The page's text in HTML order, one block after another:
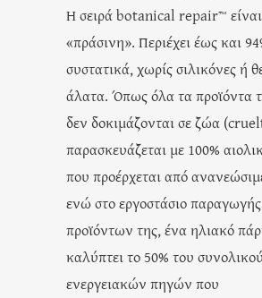
Η σειρά botanical repair™
«πράσινη». Περιέχει έως και
συστατικά, χωρίς σιλικόνες ή
άλατα. Όπως όλα τα προϊόντα
δεν δοκιμάζονται σε ζώα
παρασκευάζεται με 100%
που προέρχεται από
ενώ στο εργοστάσιο
προϊόντων της, ένα ηλιακό
καλύπτει το 50% του
ενεργειακών πηγών που